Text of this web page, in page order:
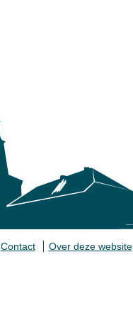
Contact Over deze website